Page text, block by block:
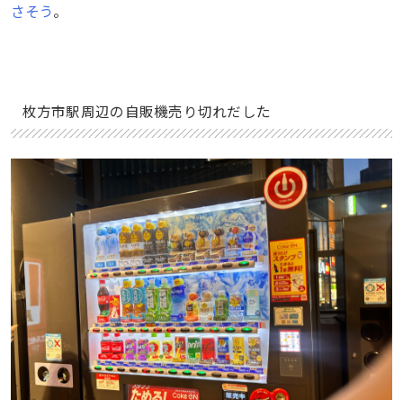
さそう。
枚方市駅周辺の自販機売り切れだした